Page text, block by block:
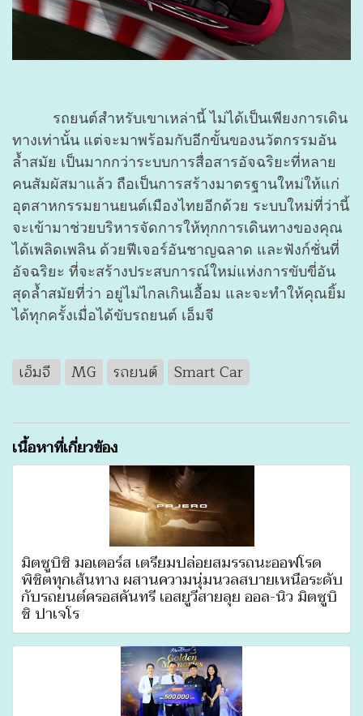
รถยนต์สำหรับเขาเหล่านี้ ไม่ได้เป็นเพียงการเดิน
ทางเท่านั้น แต่จะมาพร้อมกับอีกขั้นของนวัตกรรมอัน
ล้ำสมัย เป็นมากกว่าระบบการสื่อสารอัจฉริยะที่หลาย
คนสัมผัสมาแล้ว ถือเป็นการสร้างมาตรฐานใหม่ให้แก่
อุตสาหกรรมยานยนต์เมืองไทยอีกด้วย ระบบใหม่ที่ว่านี้
จะเข้ามาช่วยบริหารจัดการให้ทุกการเดินทางของคุณ
ได้เพลิดเพลิน ด้วยฟีเจอร์อันชาญฉลาด และฟังก์ชั่นที่
อัจฉริยะ ที่จะสร้างประสบการณ์ใหม่แห่งการขับขี่อัน
สุดล้ำสมัยที่ว่า อยู่ไม่ไกลเกินเอื้อม และจะทำให้คุณยิ้ม
ได้ทุกครั้งเมื่อได้ขับรถยนต์ เอ็มจี
เอ็มจี MG รถยนต์ Smart Car
เนื้อหาที่เกี่ยวข้อง
มิตซูบิชิ มอเตอร์ส เตรียมปล่อยสมรรถนะออฟโรด
พิชิตทุกเส้นทาง ผสานความนุ่มนวลสบายเหนือระดับ
กับรถยนต์ครอสคันทรี เอสยูวีสายลุย ออล-นิว มิตซูบิ
ชิ ปาเจโร